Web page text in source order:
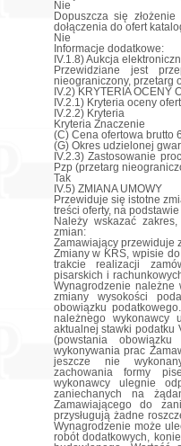
Nie
Dopuszcza się
dołączenia do ofert
Nie
Informacje dodatkowe:
IV.1.8) Aukcja
Przewidziane jest
nieograniczony, przetarg
IV.2) KRYTERIA OCENY
IV.2.1) Kryteria oceny
IV.2.2) Kryteria
Kryteria Znaczenie
(C) Cena ofertowa brutto
(G) Okres udzielonej
IV.2.3) Zastosowanie
Pzp (przetarg
Tak
IV.5) ZMIANA UMOWY
Przewiduje się istotne
treści oferty, na
Należy wskazać
zmian:
Zamawiający przewiduje
Zmiany w KRS, wpisie
trakcie realizacji
pisarskich i
Wynagrodzenie należne
zmiany wysokości
obowiązku
należnego wykonawcy
aktualnej stawki podatku
(powstania
wykonywania prac
jeszcze nie
zachowania formy
wykonawcy ulegnie
zaniechanych na
Zamawiającego do
przysługują żadne
Wynagrodzenie może
robót dodatkowych,